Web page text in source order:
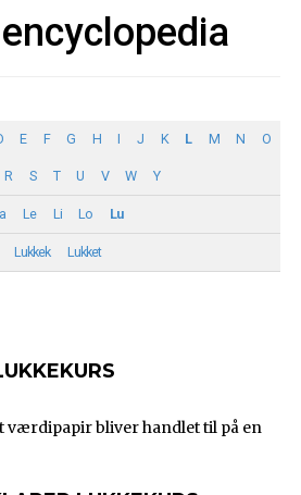
encyclopedia
E F G H I J K L M N O
R S T U V W Y
Le Li Lo Lu
Lukkek Lukket
værdipapir bliver handlet til på en